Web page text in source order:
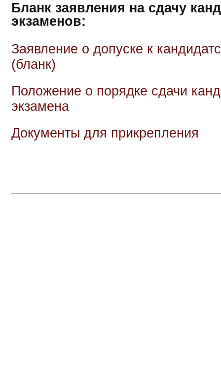
Бланк заявления на сдачу
экзаменов:
Заявление о допуске к
(бланк)
Положение о порядке сдачи
экзамена
Документы для прикрепления